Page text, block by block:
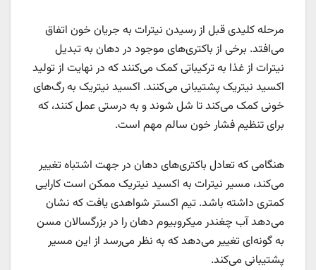
مرحله کلیدی قبل از رسیدن نیترات به جریان خون اتفاق
می‌افتد. برخی از باکتری‌های موجود در دهان به تبدیل
نیترات از غذا به ترکیباتی کمک می‌کنند که در نهایت از تولید
اکسید نیتریک پشتیبانی می‌کنند. اکسید نیتریک به رگ‌های
خونی کمک می‌کند تا شل شوند و به درستی عمل کنند، که
برای تنظیم فشار خون سالم مهم است.
هنگامی که تعادل باکتری‌های دهان در جهت اشتباه تغییر
می‌کند، مسیر نیترات به اکسید نیتریک ممکن است کارایی
کمتری داشته باشد. تیم اکستر شواهدی یافت که نشان
می‌دهد آب چغندر میکروبیوم دهان را در بزرگسالان مسن
به گونه‌ای تغییر می‌دهد که به نظر می‌رسد از این مسیر
پشتیبانی می‌کند.